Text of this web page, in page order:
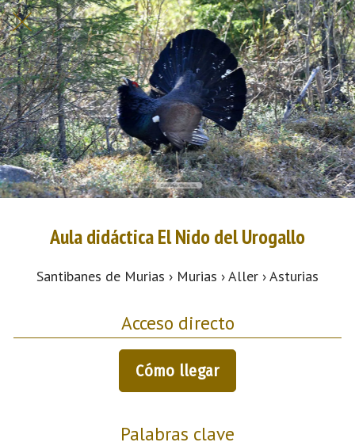
Aula didáctica El Nido del Urogallo
Santibanes de Murias › Murias › Aller › Asturias
Acceso directo
Cómo llegar
Palabras clave